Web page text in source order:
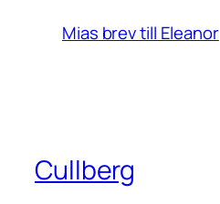
Mias brev till Eleanor
Cullberg